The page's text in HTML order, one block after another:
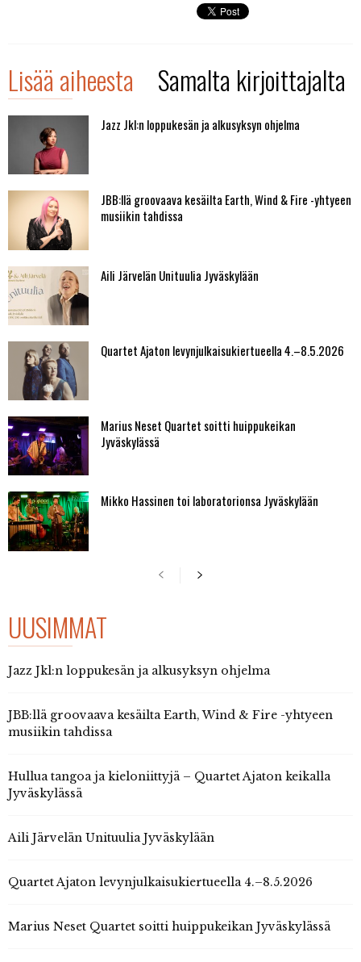
Lisää aiheesta Samalta kirjoittajalta
Jazz Jkl:n loppukesän ja alkusyksyn ohjelma
JBB:llä groovaava kesäilta Earth, Wind & Fire -yhtyeen
musiikin tahdissa
Aili Järvelän Unituulia Jyväskylään
Quartet Ajaton levynjulkaisukiertueella 4.–8.5.2026
Marius Neset Quartet soitti huippukeikan
Jyväskylässä
Mikko Hassinen toi laboratorionsa Jyväskylään
UUSIMMAT
Jazz Jkl:n loppukesän ja alkusyksyn ohjelma
JBB:llä groovaava kesäilta Earth, Wind & Fire -yhtyeen
musiikin tahdissa
Hullua tangoa ja kieloniittyjä – Quartet Ajaton keikalla
Jyväskylässä
Aili Järvelän Unituulia Jyväskylään
Quartet Ajaton levynjulkaisukiertueella 4.–8.5.2026
Marius Neset Quartet soitti huippukeikan Jyväskylässä